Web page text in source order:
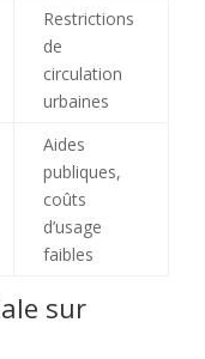
Restrictions
de
circulation
urbaines
Aides
publiques,
coûts
d’usage
faibles
sur